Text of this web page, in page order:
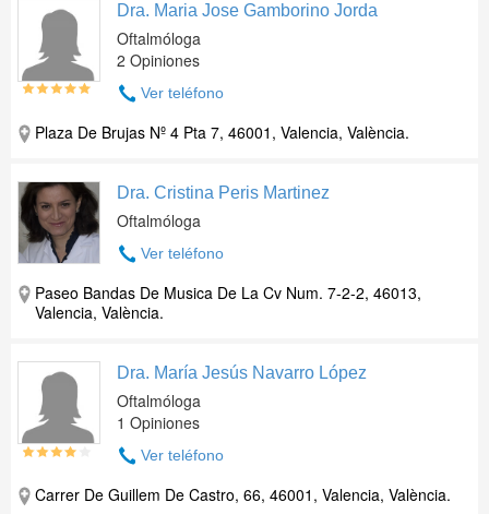
Dra. Maria Jose Gamborino Jorda
Oftalmóloga
2 Opiniones
Ver teléfono
Plaza De Brujas Nº 4 Pta 7, 46001, Valencia, València.
Dra. Cristina Peris Martinez
Oftalmóloga
Ver teléfono
Paseo Bandas De Musica De La Cv Num. 7-2-2, 46013,
Valencia, València.
Dra. María Jesús Navarro López
Oftalmóloga
1 Opiniones
Ver teléfono
Carrer De Guillem De Castro, 66, 46001, Valencia, València.